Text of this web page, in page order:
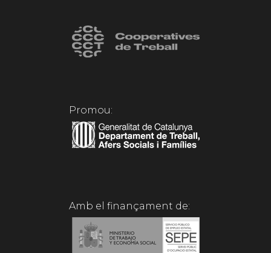
Promou:
Amb el finançament de: